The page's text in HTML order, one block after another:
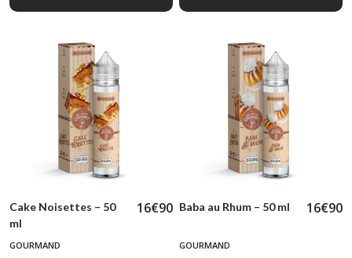
Cake Noisettes – 50
ml
16€90
GOURMAND
Baba au Rhum – 50 ml 16€90
GOURMAND